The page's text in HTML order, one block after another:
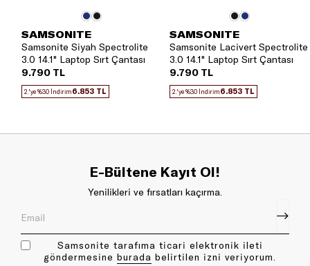
SAMSONITE
Samsonite Siyah Spectrolite
3.0 14.1" Laptop Sırt Çantası
9.790 TL
2.'ye %30 İndirim6.853 TL
SAMSONITE
Samsonite Lacivert Spectrolite
3.0 14.1" Laptop Sırt Çantası
9.790 TL
2.'ye %30 İndirim6.853 TL
E-Bültene Kayıt Ol!
Yenilikleri ve fırsatları kaçırma.
Samsonite tarafıma ticari elektronik ileti
göndermesine bu rada belirtilen izni veriyorum.